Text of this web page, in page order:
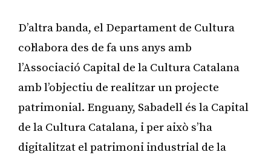
D’altra banda, el Departament de Cultura
col·labora des de fa uns anys amb
l’Associació Capital de la Cultura Catalana
amb l’objectiu de realitzar un projecte
patrimonial. Enguany, Sabadell és la Capital
de la Cultura Catalana, i per això s’ha
digitalitzat el patrimoni industrial de la